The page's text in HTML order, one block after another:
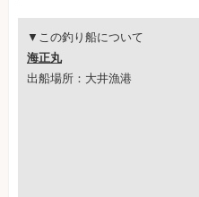
▼この釣り船について
海正丸
出船場所：大井漁港